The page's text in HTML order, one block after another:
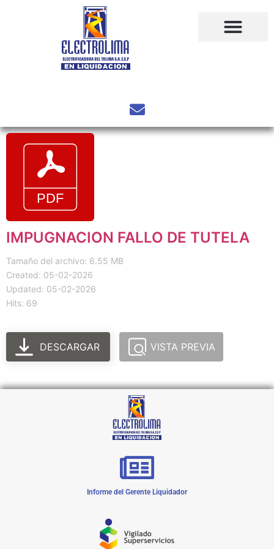
IMPUGNACION FALLO DE TUTELA
Tamaño del archivo: 6.55 MB
Created: 05-02-2026
Updated: 05-02-2026
Hits: 69
DESCARGAR VISTA PREVIA
Informe del Gerente Liquidador